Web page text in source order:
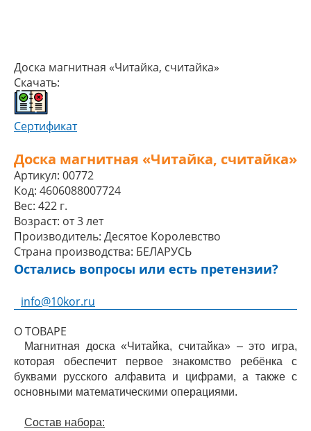
Доска магнитная «Читайка, считайка»
Скачать:
Сертификат
Доска магнитная «Читайка, считайка»
Артикул: 00772
Код: 4606088007724
Вес: 422 г.
Возраст: от 3 лет
Производитель: Десятое Королевство
Страна производства: БЕЛАРУСЬ
Остались вопросы или есть претензии?
info@10kor.ru
О ТОВАРЕ
Магнитная доска «Читайка, считайка» – это игра,
которая обеспечит первое знакомство ребёнка с
буквами русского алфавита и цифрами, а также с
основными математическими операциями.
Состав набора: